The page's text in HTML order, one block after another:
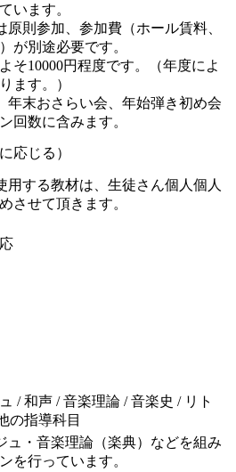
います。
原則参加、参加費（ホール賃料、
が別途必要です。
そ10000円程度です。（年度によ
ます。）
年末おさらい会、年始弾き初め会
回数に含みます。
応じる）
用する教材は、生徒さん個人個人
させて頂きます。
/ 和声 / 音楽理論 / 音楽史 / リト
の指導科目
ュ・音楽理論（楽典）などを組み
を行っています。